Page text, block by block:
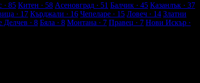
· 85 Китен · 58 Асеновград · 51 Балчик · 45 Казанлък · 37
· 17 Кърджали · 16 Чепеларе · 15 Ловеч · 14 Златни
Делчев · 8 Бяла · 8 Монтана · 7 Правец · 7 Нови Искър ·